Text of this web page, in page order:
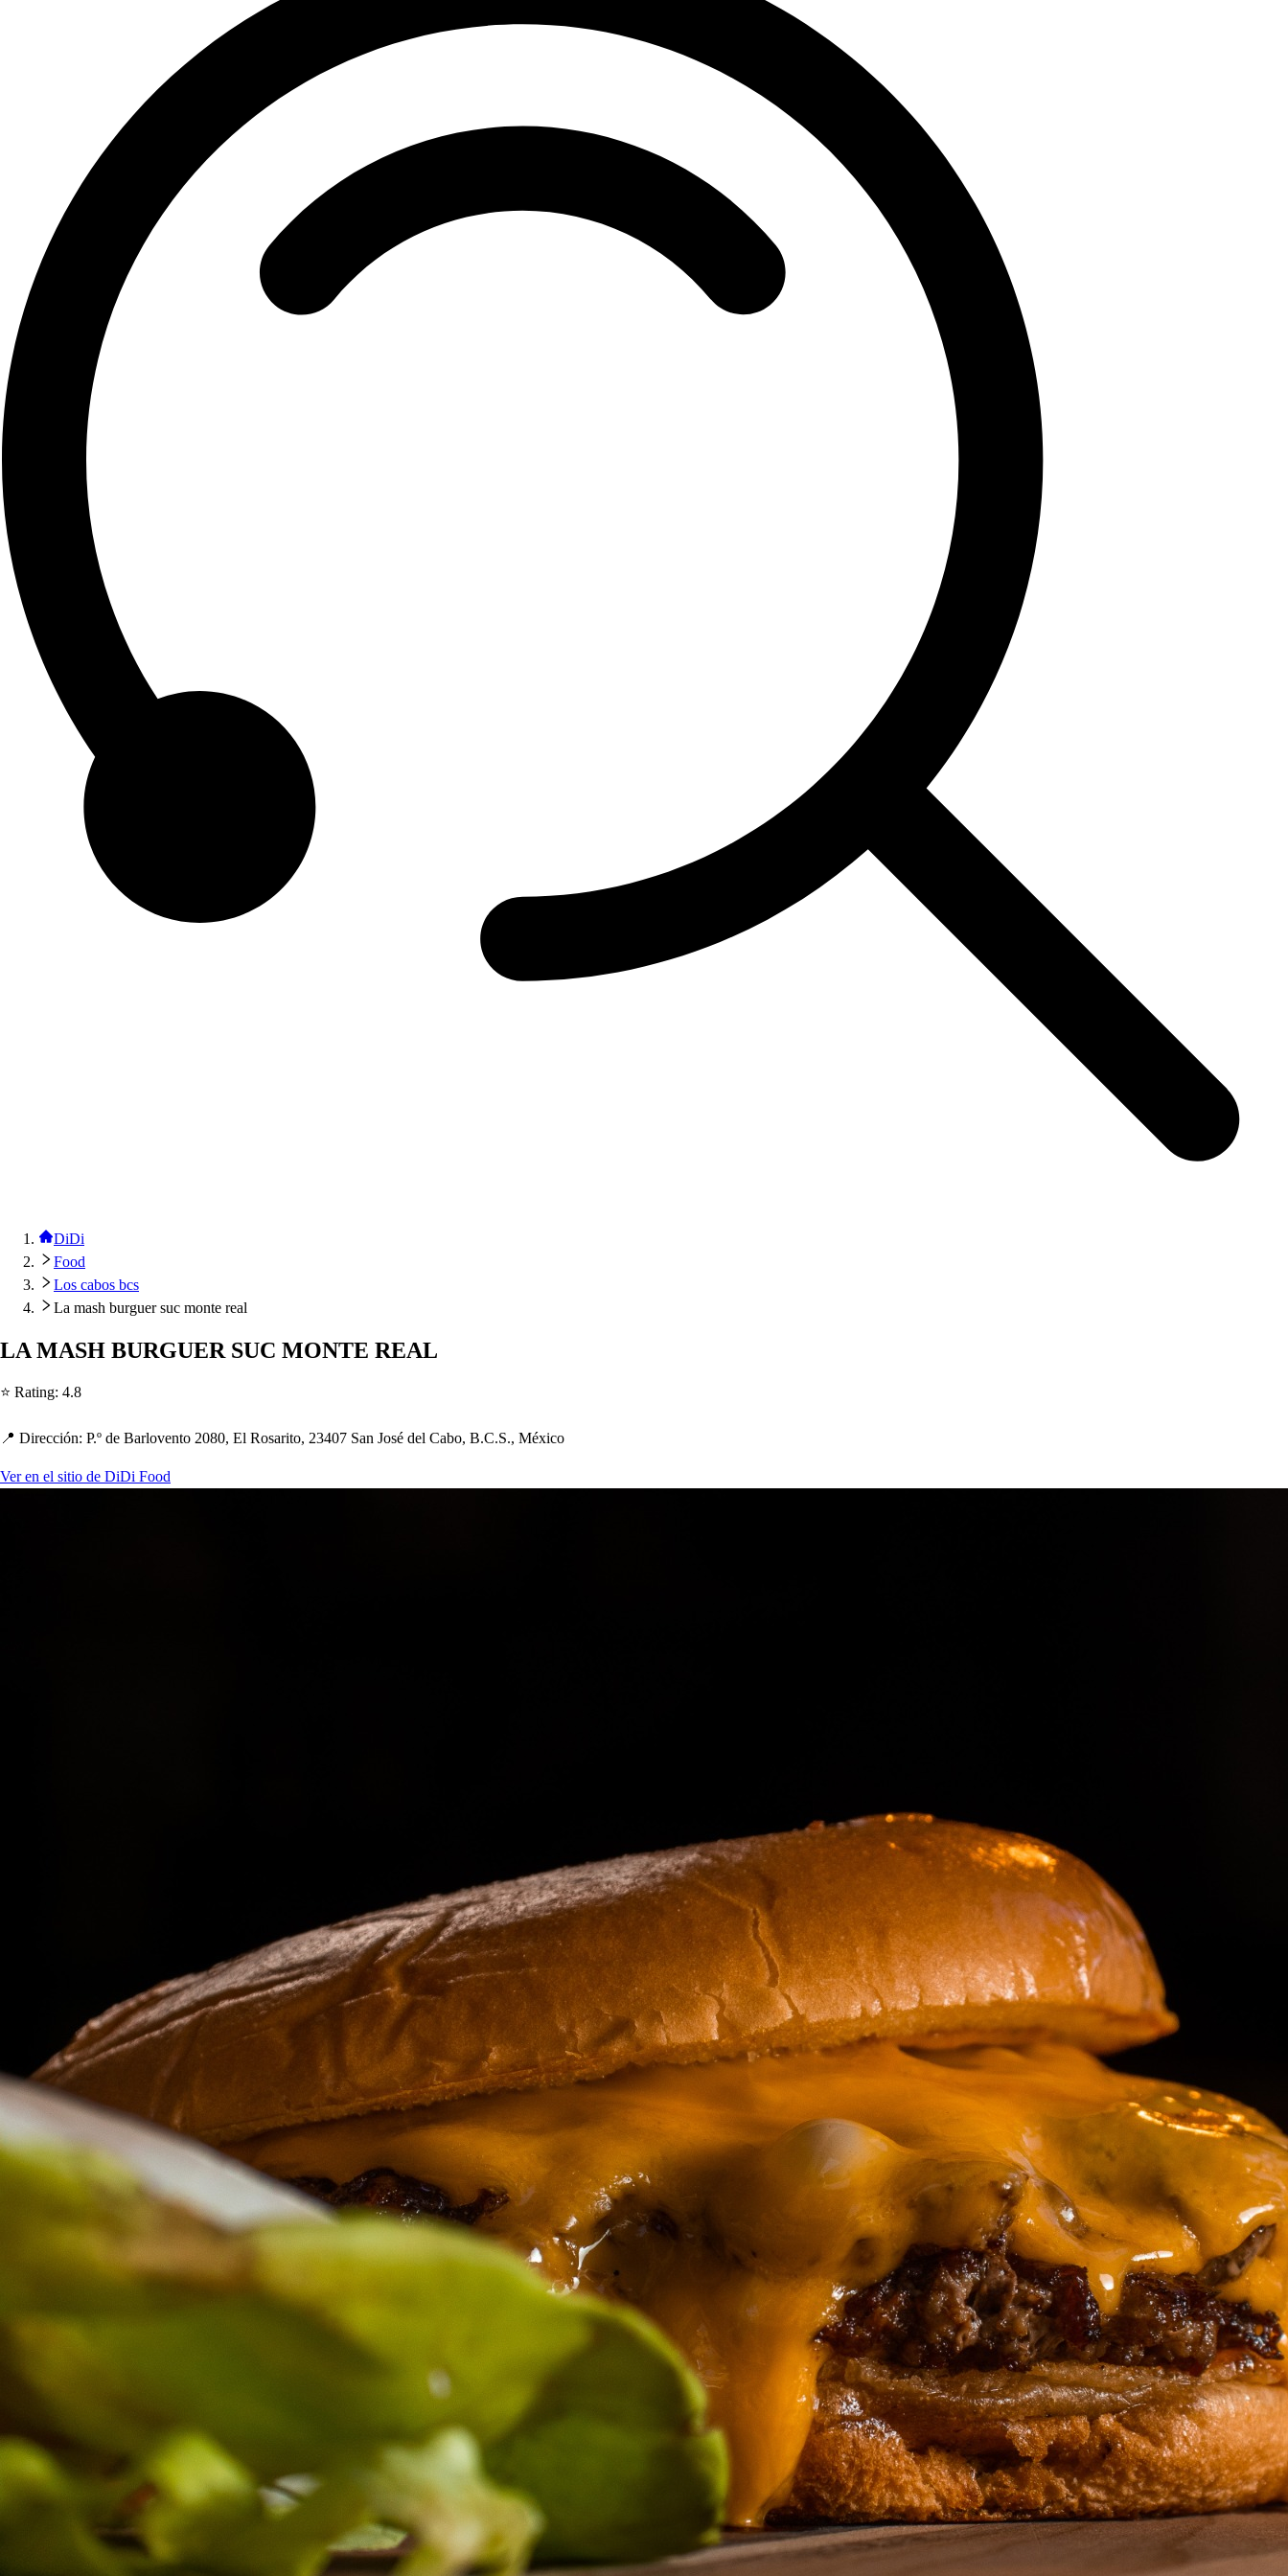
DiDi
Food
Los cabos bcs
La mash burguer suc monte real
LA MASH BURGUER SUC MONTE REAL
⭐ Rating: 4.8
📍 Dirección: P.º de Barlovento 2080, El Rosarito, 23407 San José del Cabo, B.C.S., México
Ver en el sitio de DiDi Food